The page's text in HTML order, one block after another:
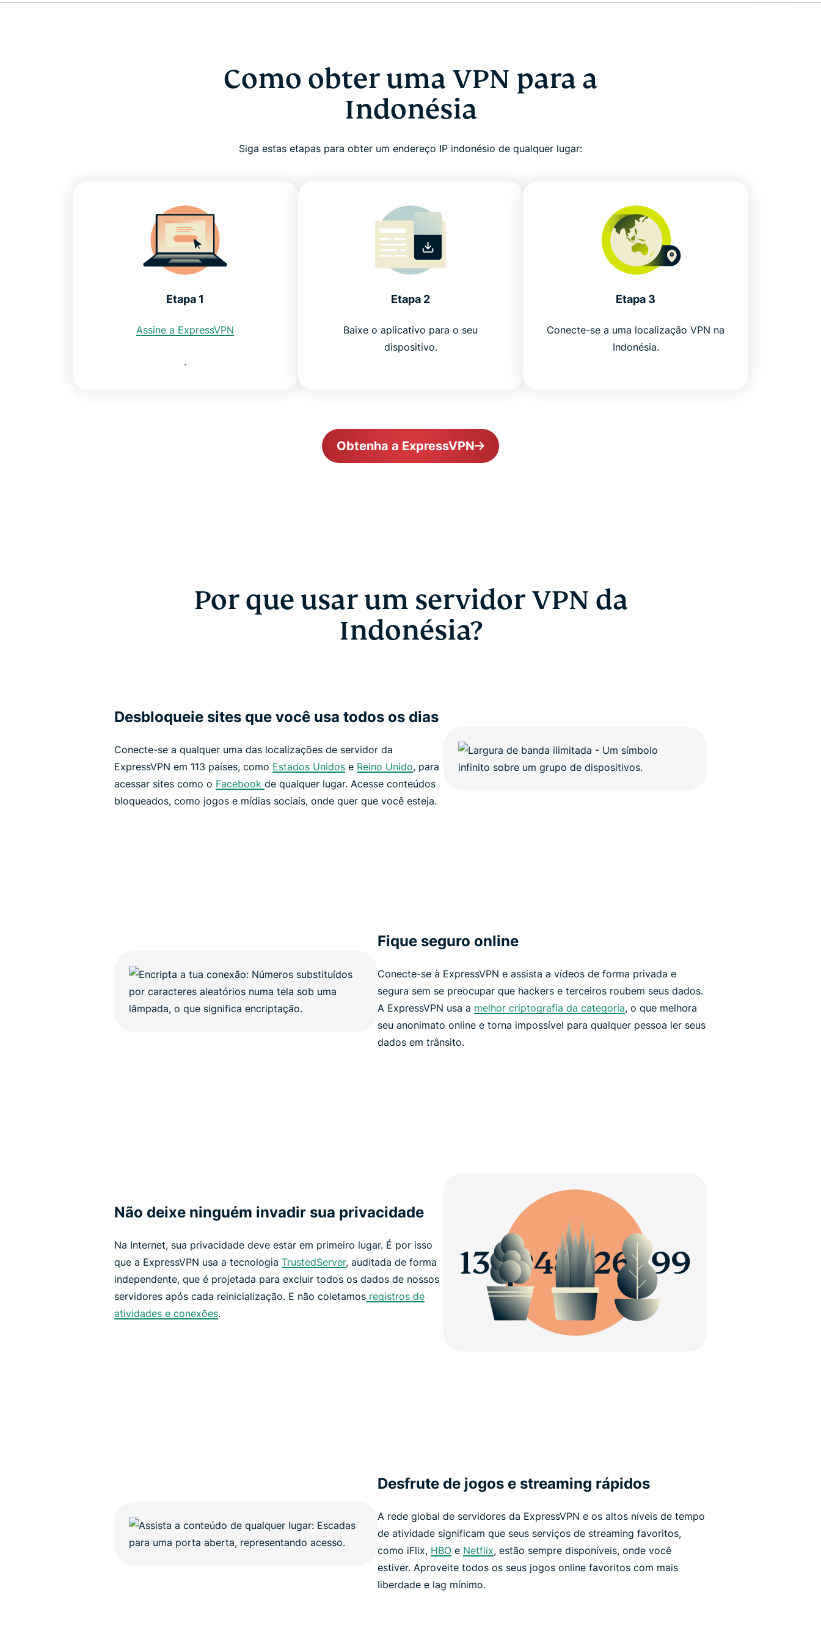
Como obter uma VPN para a
Indonésia
Siga estas etapas para obter um endereço IP indonésio de qualquer lugar:
Etapa 1
Assine a ExpressVPN
.
Etapa 2
Baixe o aplicativo para o seu
dispositivo.
Etapa 3
Conecte-se a uma localização VPN na
Indonésia.
Obtenha a ExpressVPN
Por que usar um servidor VPN da
Indonésia?
Desbloqueie sites que você usa todos os dias
Conecte-se a qualquer uma das localizações de servidor da
ExpressVPN em 113 países, como Estados Unidos e Reino Unido, para
acessar sites como o Facebook de qualquer lugar. Acesse conteúdos
bloqueados, como jogos e mídias sociais, onde quer que você esteja.
Fique seguro online
Conecte-se à ExpressVPN e assista a vídeos de forma privada e
segura sem se preocupar que hackers e terceiros roubem seus dados.
A ExpressVPN usa a melhor criptografia da categoria, o que melhora
seu anonimato online e torna impossível para qualquer pessoa ler seus
dados em trânsito.
Não deixe ninguém invadir sua privacidade
Na Internet, sua privacidade deve estar em primeiro lugar. É por isso
que a ExpressVPN usa a tecnologia TrustedServer, auditada de forma
independente, que é projetada para excluir todos os dados de nossos
servidores após cada reinicialização. E não coletamos registros de
atividades e conexões.
Desfrute de jogos e streaming rápidos
A rede global de servidores da ExpressVPN e os altos níveis de tempo
de atividade significam que seus serviços de streaming favoritos,
como iFlix, HBOe Netflix, estão sempre disponíveis, onde você
estiver. Aproveite todos os seus jogos online favoritos com mais
liberdade e lag mínimo.